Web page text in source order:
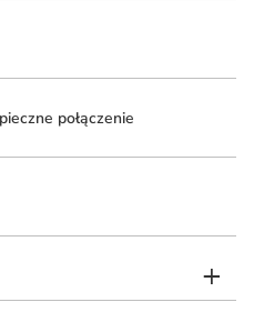
połączenie